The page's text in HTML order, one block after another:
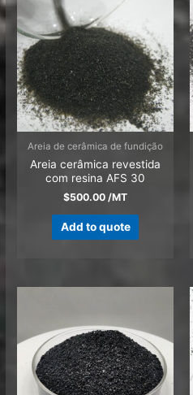
Areia de cerâmica de fundição
Areia cerâmica revestida
com resina AFS 30
$500.00 /MT
Add to quote